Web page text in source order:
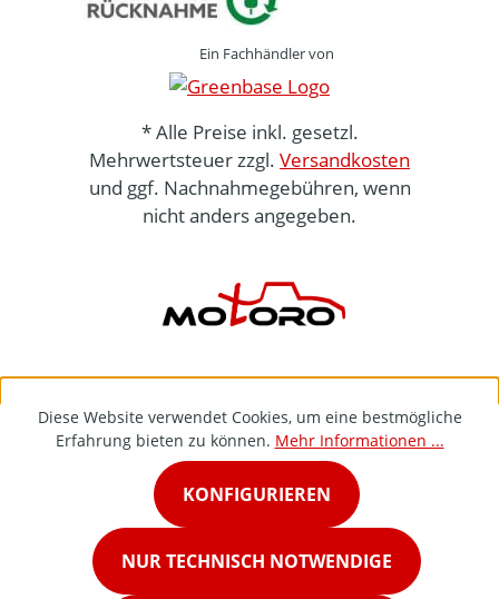
Ein Fachhändler von
* Alle Preise inkl. gesetzl.
Mehrwertsteuer zzgl. Versandkosten
und ggf. Nachnahmegebühren, wenn
nicht anders angegeben.
Diese Website verwendet Cookies, um eine bestmögliche
Erfahrung bieten zu können. Mehr Informationen ...
NUR TECHNISCH NOTWENDIGE
KONFIGURIEREN